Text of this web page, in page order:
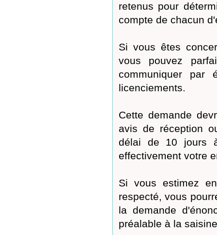
retenus pour
compte de chacun
Si vous êtes
vous pouvez
communiquer par
licenciements.
Cette demande
avis de réception
délai de 10 jours
effectivement votre
Si vous estimez
respecté, vous
la demande
préalable à la